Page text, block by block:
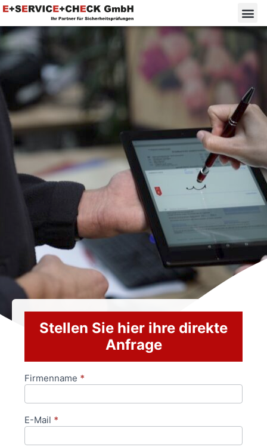
Stellen Sie hier ihre direkte
Anfrage
Anfrageformular
Firmenname *
E-Mail *